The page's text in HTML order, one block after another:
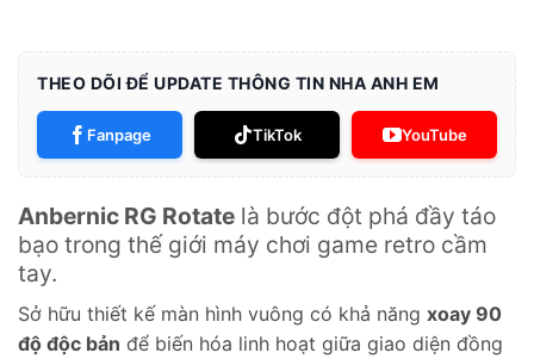
THEO DÕI ĐỂ UPDATE THÔNG TIN NHA ANH EM
Fanpage TikTok YouTube
Anbernic RG Rotate là bước đột phá đầy táo
bạo trong thế giới máy chơi game retro cầm
tay.
Sở hữu thiết kế màn hình vuông có khả năng xoay 90
độ độc bản để biến hóa linh hoạt giữa giao diện đồng